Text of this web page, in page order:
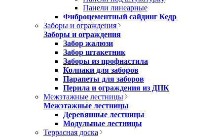
Панели линеарные
Фиброцементный сайдинг Кедр
Заборы и ограждения
Заборы и ограждения
Забор жалюзи
Забор штакетник
Заборы из профнастила
Колпаки для заборов
Парапеты для заборов
Перила и ограждения из ДПК
Межэтажные лестницы
Межэтажные лестницы
Деревянные лестницы
Модульные лестницы
Террасная доска